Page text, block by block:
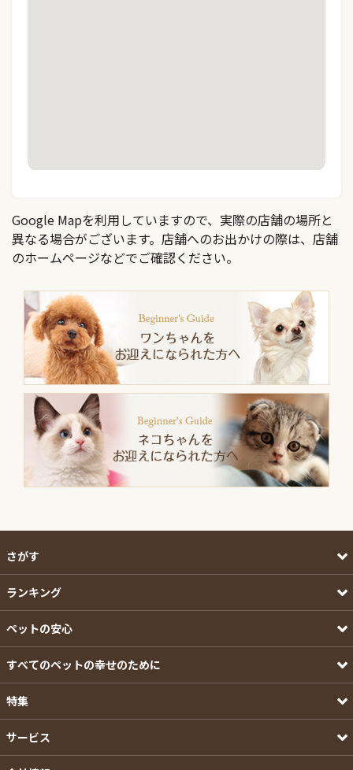
Google Mapを利用していますので、実際の店舗の場所と
異なる場合がございます。店舗へのお出かけの際は、店舗
のホームページなどでご確認ください。
さがす
ランキング
ペットの安心
すべてのペットの幸せのために
特集
サービス